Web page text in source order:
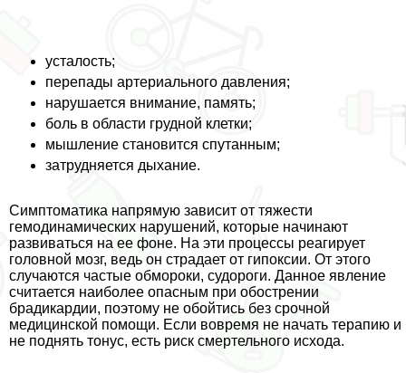
усталость;
перепады артериального давления;
нарушается внимание, память;
боль в области грудной клетки;
мышление становится спyтaнным;
затрудняется дыхание.
Симптоматика напрямую зависит от тяжести
гемодинамических нарушений, которые начинают
развиваться на ее фоне. На эти процессы реагирует
головной мозг, ведь он страдает от гипоксии. От этого
случаются частые обмороки, судороги. Данное явление
считается наиболее опасным при обострении
брадикардии, поэтому не обойтись без срочной
медицинской помощи. Если вовремя не начать терапию и
не поднять тонус, есть риск cмepтельного исхода.